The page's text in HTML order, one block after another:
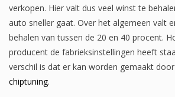
verkopen. Hier valt dus veel winst te
auto sneller gaat. Over het algemeen valt
behalen van tussen de 20 en 40 procent.
producent de fabrieksinstellingen heeft
verschil is dat er kan worden gemaakt
chiptuning.